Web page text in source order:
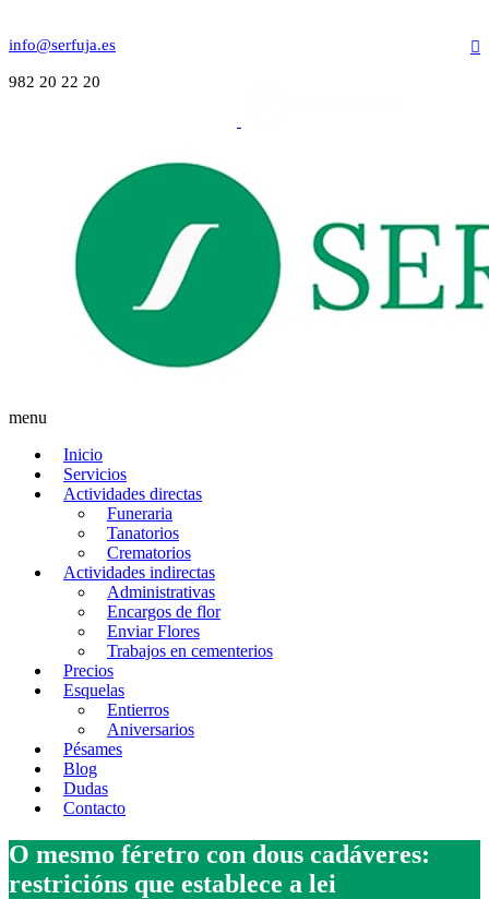
info@serfuja.es
982 20 22 20
menu
Inicio
Servicios
Actividades directas
Funeraria
Tanatorios
Crematorios
Actividades indirectas
Administrativas
Encargos de flor
Enviar Flores
Trabajos en cementerios
Precios
Esquelas
Entierros
Aniversarios
Pésames
Blog
Dudas
Contacto
O mesmo féretro con dous cadáveres:
restricións que establece a lei